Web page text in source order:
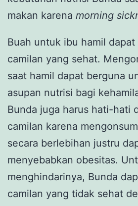
makan karena morning
Buah untuk ibu hamil
camilan yang sehat.
saat hamil dapat berguna
asupan nutrisi bagi
Bunda juga harus hati-hati
camilan karena
secara berlebihan justru
menyebabkan obesitas.
menghindarinya, Bunda
camilan yang tidak sehat